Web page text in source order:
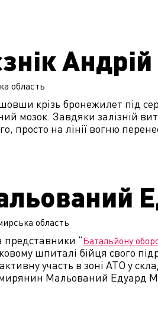
область
крізь бронежилет під
мозок. Завдяки залізній
просто на лінії вогню
область
представники "Батальйону
шпиталі бійця свого
участь в зоні АТО у
Мальований Едуард